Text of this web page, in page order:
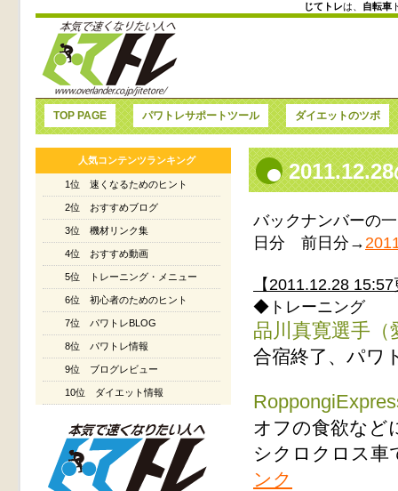
じてトレは、 自転車
バックナンバーの
日分 前日分→
【2011.12.28
◆トレーニング
品川真寛選手
合宿終了、パワ
オフの食欲な
シクロクロス車
ンク
TOP PAGE パワトレサポートツール ダイエットのツボ
人気コンテンツランキング
1位 速くなるためのヒント
2位 おすすめブログ
3位 機材リンク集
4位 おすすめ動画
5位 トレーニング・メニュー
6位 初心者のためのヒント
7位 パワトレBLOG
8位 パワトレ情報
9位 ブログレビュー
10位 ダイエット情報